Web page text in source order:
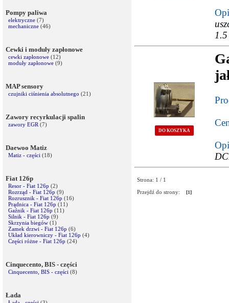
Pompy paliwa
elektryczne (7)
mechaniczne (46)
Cewki i moduły zapłonowe
cewki zapłonowe (12)
moduły zapłonowe (9)
MAP sensory
czujniki ciśnienia absolutnego (21)
Zawory recyrkulacji spalin
zawory EGR (7)
Daewoo Matiz
Matiz - części (18)
Fiat 126p
Resor - Fiat 126p (2)
Rozrząd - Fiat 126p (9)
Rozrusznik - Fiat 126p (16)
Prądnica - Fiat 126p (11)
Gaźnik - Fiat 126p (11)
Silnik - Fiat 126p (9)
Skrzynia biegów (1)
Zamek drzwi - Fiat 126p (6)
Układ kierowniczy - Fiat 126p (4)
Części różne - Fiat 126p (24)
Cinquecento, BIS - części
Cinquecento, BIS - części (8)
Łada
DO KOSZYKA
Strona: 1 / 1
Przejdź do strony:
[1]